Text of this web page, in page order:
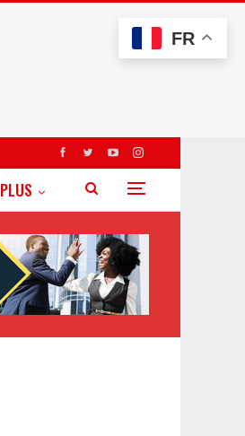
PLUS
FR